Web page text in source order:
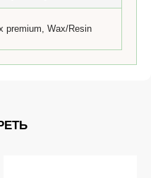
premium, Wax/Resin